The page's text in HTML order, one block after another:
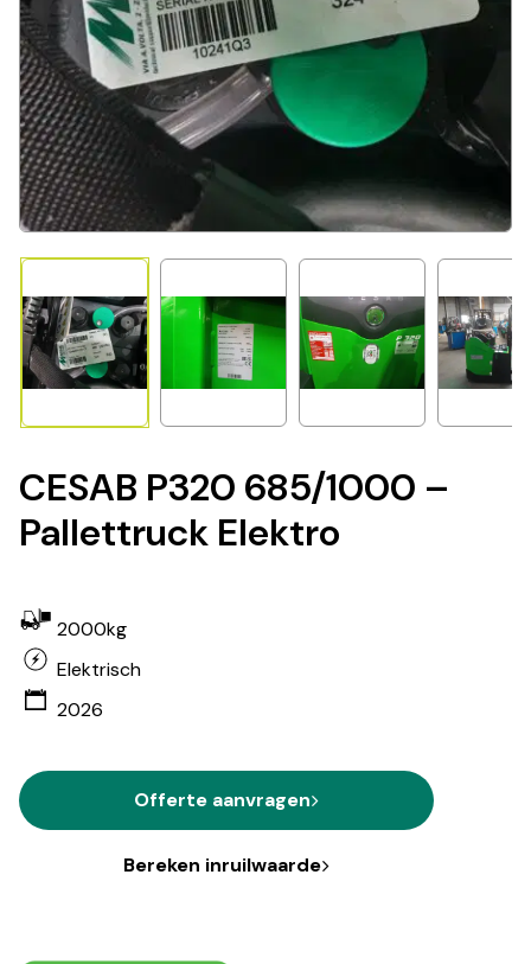
CESAB P320 685/1000 –
Pallettruck Elektro
2000kg
Elektrisch
2026
Offerte aanvragen
Bereken inruilwaarde